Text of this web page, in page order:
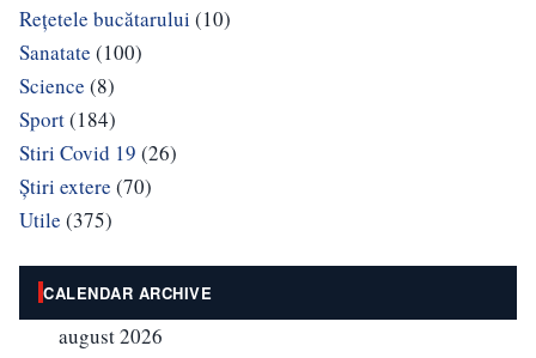
Rețetele bucătarului (10)
Sanatate (100)
Science (8)
Sport(184)
Stiri Covid 19 (26)
Știri extere (70)
Utile (375)
CALENDAR ARCHIVE
august 2026